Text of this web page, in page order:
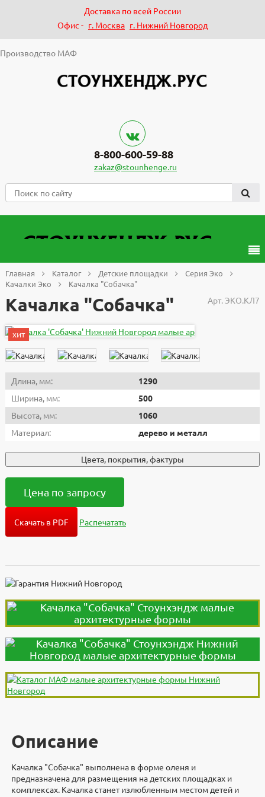
Доставка по всей России
Офис - г. Москва г. Нижний Новгород
Производство МАФ
8-800-600-59-88
zakaz@stounhenge.ru
Главная Каталог Детские площадки
Серия Эко
Качалки Эко
Качалка "Собачка"
Арт.ЭКО.КЛ7
Качалка "Собачка"
хит
Длина, мм:
1290
Ширина, мм:
500
Высота, мм:
1060
Материал:
дерево и металл
Цвета, покрытия, фактуры
Цена по запросу
Скачать в PDF Распечатать
Описание
Качалка "Собачка" выполнена в форме оленя и
предназначена для размещения на детских площадках и
комплексах. Качалка станет излюбленным местом детей и